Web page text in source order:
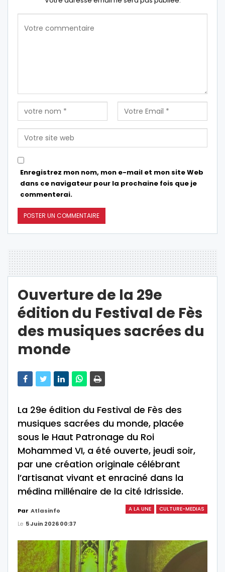
Enregistrez mon nom, mon e-mail et mon site Web
dans ce navigateur pour la prochaine fois que je
commenterai.
Ouverture de la 29e
édition du Festival de Fès
des musiques sacrées du
monde
La 29e édition du Festival de Fès des
musiques sacrées du monde, placée
sous le Haut Patronage du Roi
Mohammed VI, a été ouverte, jeudi soir,
par une création originale célébrant
l’artisanat vivant et enraciné dans la
médina millénaire de la cité Idrisside.
A LA UNE CULTURE-MEDIAS
Par Atlasinfo
Le 5 Juin 2026 00:37